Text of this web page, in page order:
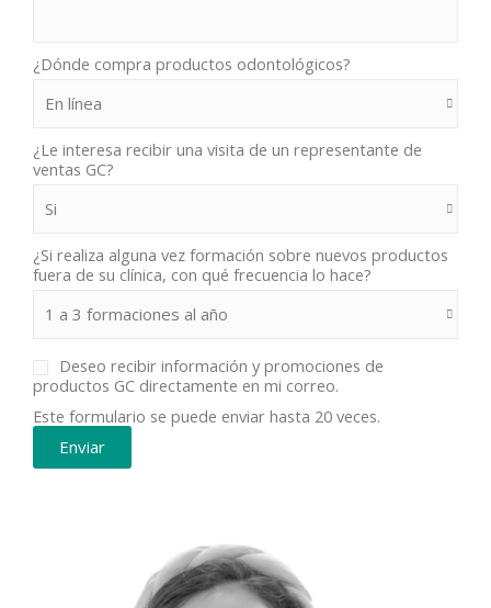
¿Dónde compra productos odontológicos?
¿Le interesa recibir una visita de un representante de
ventas GC?
¿Si realiza alguna vez formación sobre nuevos productos
fuera de su clínica, con qué frecuencia lo hace?
Deseo recibir información y promociones de
productos GC directamente en mi correo.
Este formulario se puede enviar hasta 20 veces.